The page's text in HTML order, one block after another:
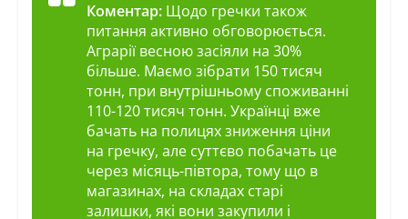
Коментар: Щодо гречки також
питання активно обговорюється.
Аграрії весною засіяли на 30%
більше. Маємо зібрати 150 тисяч
тонн, при внутрішньому споживанні
110-120 тисяч тонн. Українці вже
бачать на полицях зниження ціни
на гречку, але суттєво побачать це
через місяць-півтора, тому що в
магазинах, на складах старі
залишки, які вони закупили і